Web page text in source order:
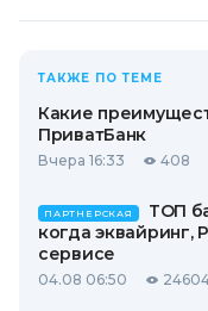
ТАКЖЕ ПО ТЕМЕ
Какие
ПриватБанк
Вчера 16:33 408
ПАРТНЕРСКАЯ
ТОП
когда эквайринг,
сервисе
04.08 06:50